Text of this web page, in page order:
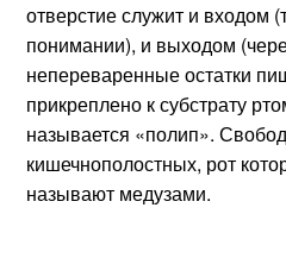
отверстие служит и входом
понимании), и выходом
непереваренные остатки
прикреплено к субстрату
называется «полип».
кишечнополостных, рот
называют медузами.